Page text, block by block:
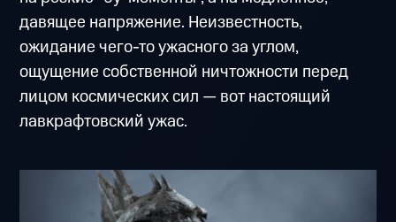
давящее напряжение. Неизвестность,
ожидание чего-то ужасного за углом,
ощущение собственной ничтожности перед
лицом космических сил — вот настоящий
лавкрафтовский ужас.